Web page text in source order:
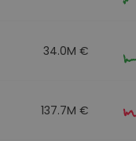
34.0M €
137.7M €